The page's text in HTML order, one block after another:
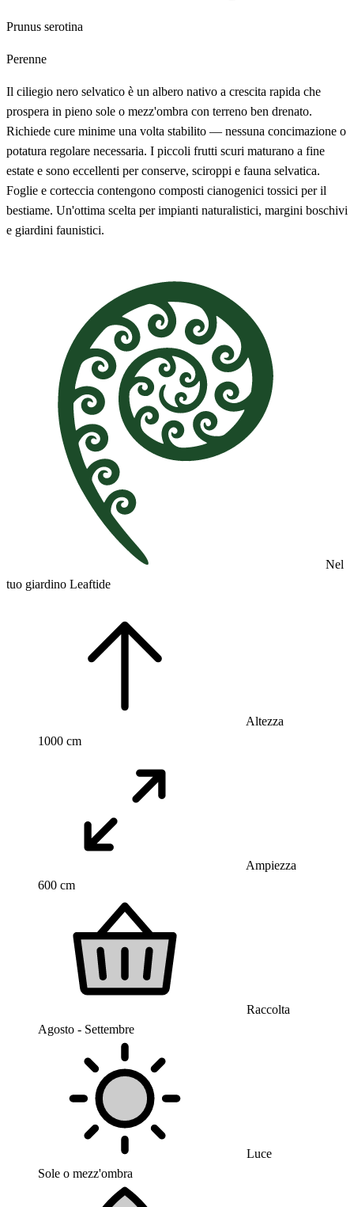
Prunus serotina
Perenne
Il ciliegio nero selvatico è un albero nativo a crescita rapida che
prospera in pieno sole o mezz'ombra con terreno ben drenato.
Richiede cure minime una volta stabilito — nessuna concimazione o
potatura regolare necessaria. I piccoli frutti scuri maturano a fine
estate e sono eccellenti per conserve, sciroppi e fauna selvatica.
Foglie e corteccia contengono composti cianogenici tossici per il
bestiame. Un'ottima scelta per impianti naturalistici, margini boschivi
e giardini faunistici.
Nel
tuo giardino Leaftide
Altezza
1000 cm
Ampiezza
600 cm
Raccolta
Agosto - Settembre
Luce
Sole o mezz'ombra